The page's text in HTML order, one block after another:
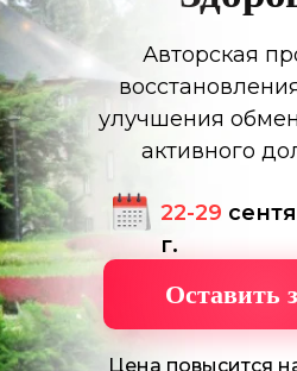
Авторская
улучшения
активного
Оставить
22-29
г.
Цена повысится